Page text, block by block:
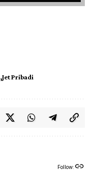
Jet Pribadi
Follow: